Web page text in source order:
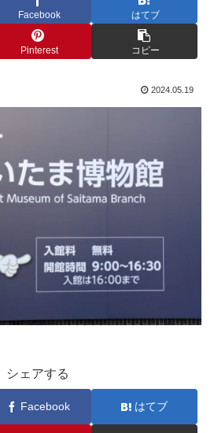
Facebook はてブ
Pinterest コピー
2024.05.19
シェアする
Facebook はてブ